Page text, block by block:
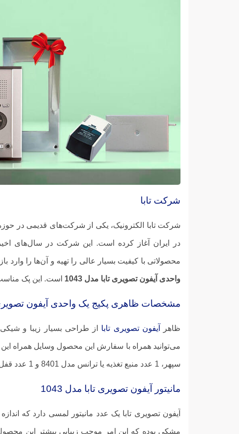
شرکت تابا
در ایران آغاز کرده است. این شرکت در سال‌های اخیر
محصولاتی با کیفیت بسیار عالی را تهیه و آن‌ها را وارد
واحدی آیفون تصویری تابا مدل 1043 است. این پک
مشخصات ظاهری پکیج یک واحدی آیفون تصویری
ظاهر آیفون تصویری تابا از طراحی بسیار زیبا و
سپهر، 1 عدد منبع تغذیه یا ترانس مدل 8401 و 1 عدد قفل درب بازکن تابا مدل TL-545می‌شود، نیز دریافت کنید.
مانیتور آیفون تصویری تابا مدل 1043
مشکی بوده که این امر موجب زیبایی بیشتر این